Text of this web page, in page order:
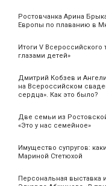
Ростовчанка Арина
Европы по плаванию в
Итоги V Всероссийского
глазами детей»
Дмитрий Кобзев и
на Всероссийском
сердца». Как это было?
Две семьи из
«Это у нас семейное»
Имущество супругов:
Мариной Стетюхой
Персональная выставка